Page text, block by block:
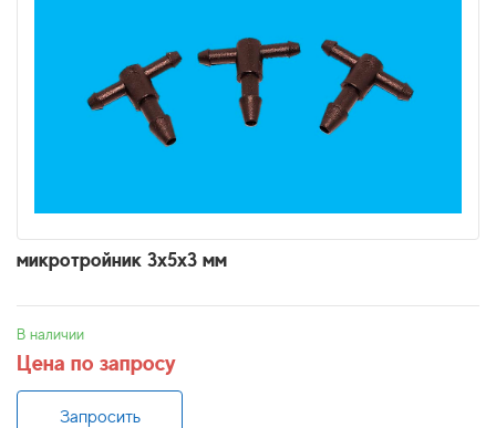
микротройник 3х5х3 мм
В наличии
Цена по запросу
Запросить